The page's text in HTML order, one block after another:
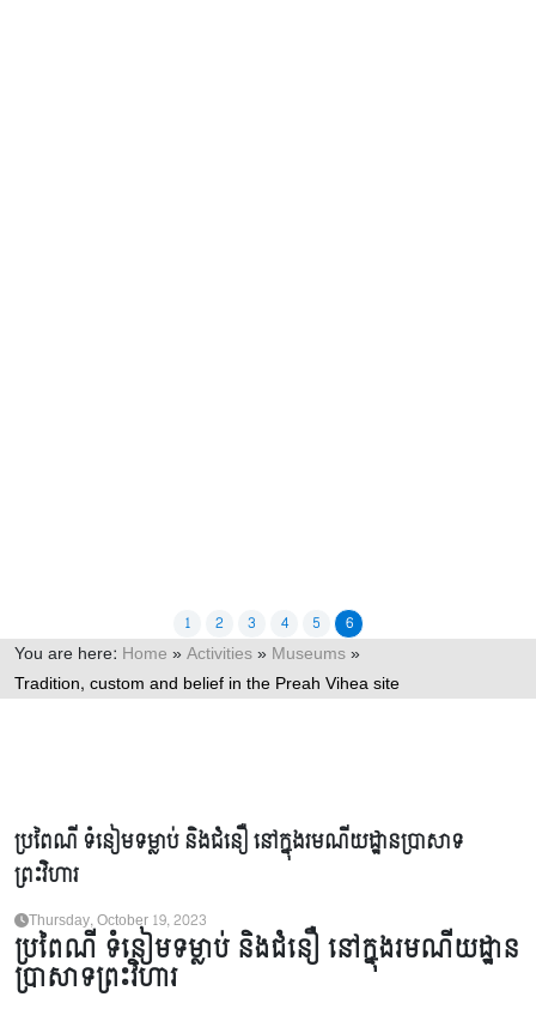
1 2 3 4 5 6
You are here: Home »Activities» Museums»
Tradition, custom and belief in the Preah Vihea site
ប្រពៃណី ទំនៀមទម្លាប់ និងជំនឿ នៅក្នុងរមណីយដ្ឋានប្រាសាទ
ព្រះវិហារ
Thursday, October 19, 2023
ប្រពៃណី ទំនៀមទម្លាប់ និងជំនឿ នៅក្នុងរមណីយដ្ឋាន
ប្រាសាទព្រះវិហារ